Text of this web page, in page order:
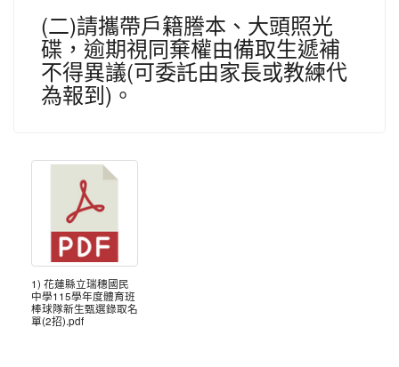
(二)請攜帶戶籍謄本、大頭照光
碟，逾期視同棄權由備取生遞補
不得異議(可委託由家長或教練代
為報到)。
1) 花蓮縣立瑞穗國民
中學115學年度體育班
棒球隊新生甄選錄取名
單(2招).pdf